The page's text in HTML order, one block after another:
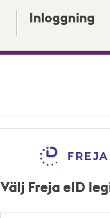
Inloggning
Välj Freja eID